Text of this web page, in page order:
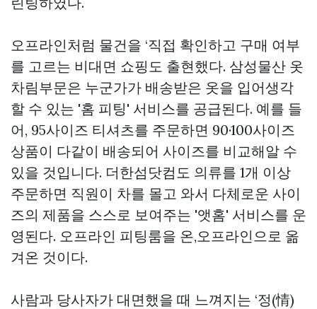
오프라인처럼 물건을 ‘직접 확인하고 구매 여부
를 고르는 비대면 쇼핑도 출현했다. 삼성물산 옷
차림부문은 누군가가 배송받은 옷을 입어생각
할 수 있는 '홈 피팅' 서비스를 공급된다. 예를 들
어, 95사이즈 티셔츠를 주문하면 90·100사이즈
상품이 다같이 배송되어 사이즈를 비교해알 수
있을 것입니다. 더한섬닷컴도 의류를 1개 이상
주문하면 직원이 차를 몰고 와서 다체로운 사이
즈의 제품을 스스로 보여주는 '앳홈' 서비스를 운
영된다. 오프라인 피팅룸을 온,오프라인으로 옮
겨온 것이다.
사람과 당사자가 대면했을 때 느껴지는 ‘정(情)